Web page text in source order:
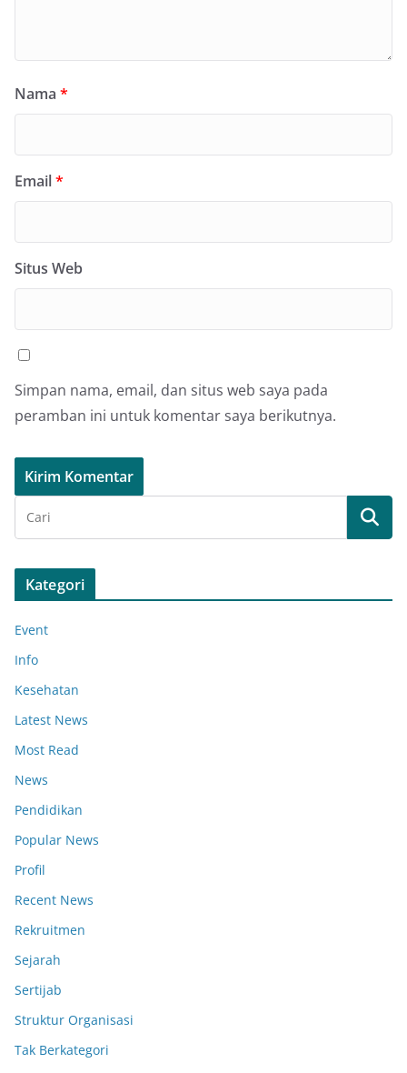
Nama *
Email*
Situs Web
Simpan nama, email, dan situs web saya pada
peramban ini untuk komentar saya berikutnya.
Kategori
Event
Info
Kesehatan
Latest News
Most Read
News
Pendidikan
Popular News
Profil
Recent News
Rekruitmen
Sejarah
Sertijab
Struktur Organisasi
Tak Berkategori